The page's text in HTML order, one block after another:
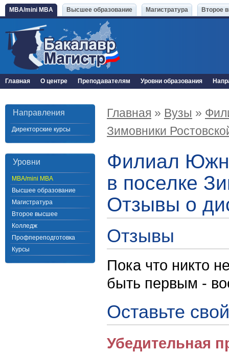
MBA/mini MBA Высшее образование Магистратура Второе
Главная О центре Преподавателям Уровни образования
Направления
Директорские курсы
Уровни
MBA/mini MBA
Высшее образование
Магистратура
Второе высшее
Колледж
Профпереподготовка
Курсы
Главная » Вузы »
Зимовники
Филиал
в поселке
Отзывы о
Отзывы
Пока что никто
быть первым -
Оставьте
Убедительная